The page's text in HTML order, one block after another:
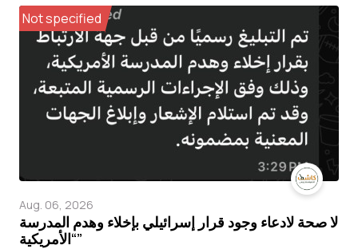
Not specified
Aug. 06, 2026
لا صحة لادعاء وجود قرار إسرائيلي بإخلاء وهدم المدرسة
“الأمريكية”